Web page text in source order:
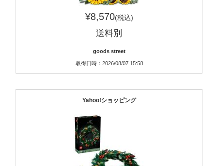
¥8,570(税込)
送料別
goods street
取得日時：2026/08/07 15:58
Yahoo!ショッピング